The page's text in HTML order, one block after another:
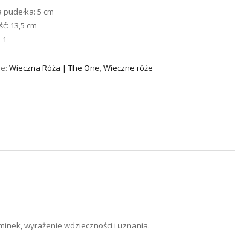
pudełka: 5 cm
13,5 cm
Wieczna Róża | The One Wieczne róże
wyrażenie wdzieczności i uznania.